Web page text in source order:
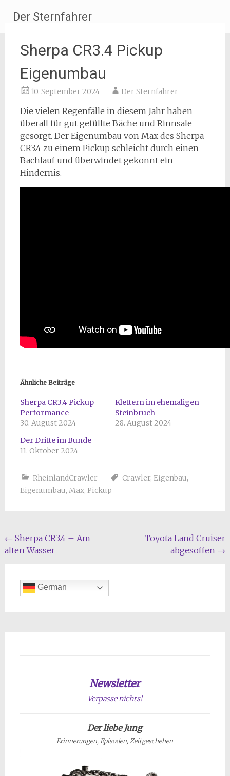
Inhalt
springen
Der Sternfahrer
Sherpa CR3.4 Pickup
Eigenumbau
10. September 2024 Der Sternfahrer
Die vielen Regenfälle in diesem Jahr haben
überall für gut gefüllte Bäche und Rinnsale
gesorgt. Der Eigenumbau von Max des Sherpa
CR3.4 zu einem Pickup schleicht durch einen
Bachlauf und überwindet gekonnt ein
Hindernis.
Ähnliche Beiträge
Sherpa CR3.4 Pickup
Performance
30. August 2024
Klettern im ehemaligen
Steinbruch
28. August 2024
Der Dritte im Bunde
11. Oktober 2024
RheinlandCrawler Crawler, Eigenbau,
Eigenumbau, Max, Pickup
Beitragsnavigation
← Sherpa CR3.4 – Am
alten Wasser
Toyota Land Cruiser
abgesoffen →
German
Newsletter
Verpasse nichts!
Der liebe Jung
Erinnerungen, Episoden, Zeitgeschehen